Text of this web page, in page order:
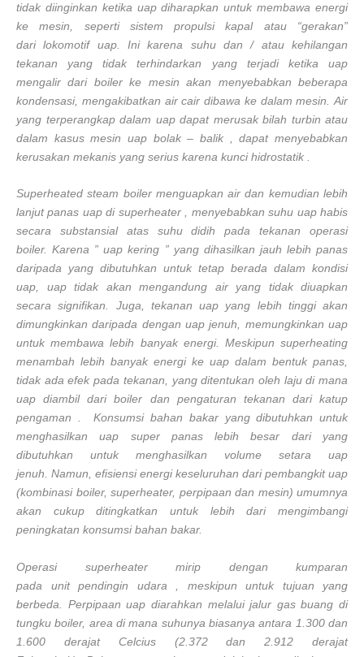
tidak diinginkan ketika uap diharapkan untuk membawa energi
ke mesin, seperti sistem propulsi kapal atau “gerakan”
dari lokomotif uap. Ini karena suhu dan / atau kehilangan
tekanan yang tidak terhindarkan yang terjadi ketika uap
mengalir dari boiler ke mesin akan menyebabkan beberapa
kondensasi, mengakibatkan air cair dibawa ke dalam mesin. Air
yang terperangkap dalam uap dapat merusak bilah turbin atau
dalam kasus mesin uap bolak – balik , dapat menyebabkan
kerusakan mekanis yang serius karena kunci hidrostatik .
Superheated steam boiler menguapkan air dan kemudian lebih
lanjut panas uap di superheater , menyebabkan suhu uap habis
secara substansial atas suhu didih pada tekanan operasi
boiler. Karena ” uap kering ” yang dihasilkan jauh lebih panas
daripada yang dibutuhkan untuk tetap berada dalam kondisi
uap, uap tidak akan mengandung air yang tidak diuapkan
secara signifikan. Juga, tekanan uap yang lebih tinggi akan
dimungkinkan daripada dengan uap jenuh, memungkinkan uap
untuk membawa lebih banyak energi. Meskipun superheating
menambah lebih banyak energi ke uap dalam bentuk panas,
tidak ada efek pada tekanan, yang ditentukan oleh laju di mana
uap diambil dari boiler dan pengaturan tekanan dari katup
pengaman .
Konsumsi bahan bakar yang dibutuhkan untuk
menghasilkan uap super panas lebih besar dari yang
dibutuhkan untuk menghasilkan volume setara uap
jenuh. Namun, efisiensi energi keseluruhan dari pembangkit uap
(kombinasi boiler, superheater, perpipaan dan mesin) umumnya
akan cukup ditingkatkan untuk lebih dari mengimbangi
peningkatan konsumsi bahan bakar.
Operasi superheater mirip dengan kumparan
pada unit pendingin udara , meskipun untuk tujuan yang
berbeda. Perpipaan uap diarahkan melalui jalur gas buang di
tungku boiler, area di mana suhunya biasanya antara 1.300 dan
1.600 derajat Celcius (2.372 dan 2.912 derajat